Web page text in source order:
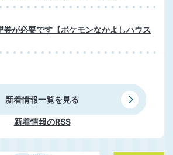
券が必要です【ポケモンなかよしハウス
新着情報一覧を見る
新着情報のRSS